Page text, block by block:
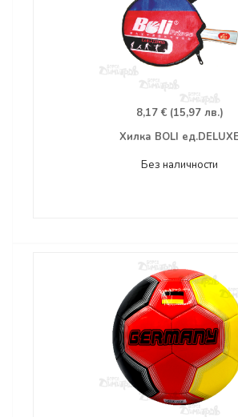
8,17 € (15,97 лв.)
Хилка BOLI ед.DELUXE
Без наличности